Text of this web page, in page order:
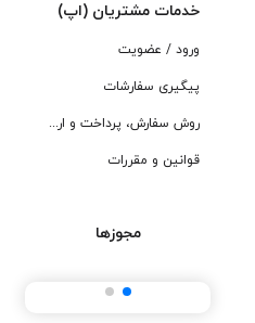
خدمات مشتریان (اپ)
ورود / عضویت
پیگیری سفارشات
روش سفارش، پرداخت و ارسال
قوانین و مقررات
مجوزها